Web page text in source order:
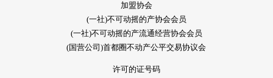
加盟协会
(一社)不可动摇的产协会会员
(一社)不可动摇的产流通经营协会会员
(国营公司)首都圈不动产公平交易协议会
许可的证号码